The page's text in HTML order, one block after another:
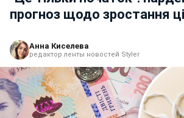
прогноз щодо зростання
Анна Киселева
редактор ленты новостей Styler